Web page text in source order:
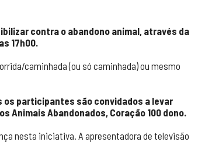
contra o abandono animal, através da
17h00.
caminhada (ou só caminhada) ou mesmo
os participantes são convidados a levar
Animais Abandonados, Coração 100 dono.
nesta iniciativa. A apresentadora de televisão